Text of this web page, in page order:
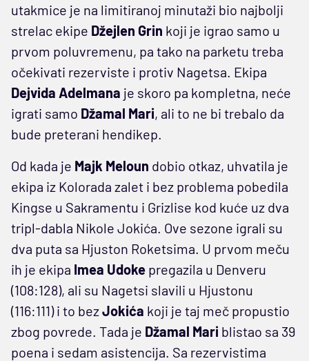
utakmice je na limitiranoj minutaži bio najbolji
strelac ekipe Džejlen Grin koji je igrao samo u
prvom poluvremenu, pa tako na parketu treba
očekivati rezerviste i protiv Nagetsa. Ekipa
Dejvida Adelmana je skoro pa kompletna, neće
igrati samo Džamal Mari, ali to ne bi trebalo da
bude preterani hendikep.
Od kada je Majk Meloun dobio otkaz, uhvatila je
ekipa iz Kolorada zalet i bez problema pobedila
Kingse u Sakramentu i Grizlise kod kuće uz dva
tripl-dabla Nikole Jokića. Ove sezone igrali su
dva puta sa Hjuston Roketsima. U prvom meču
ih je ekipa Imea Udoke pregazila u Denveru
(108:128), ali su Nagetsi slavili u Hjustonu
(116:111) i to bezJokića koji je taj meč propustio
zbog povrede. Tada je Džamal Mari blistao sa 39
poena i sedam asistencija. Sa rezervistima